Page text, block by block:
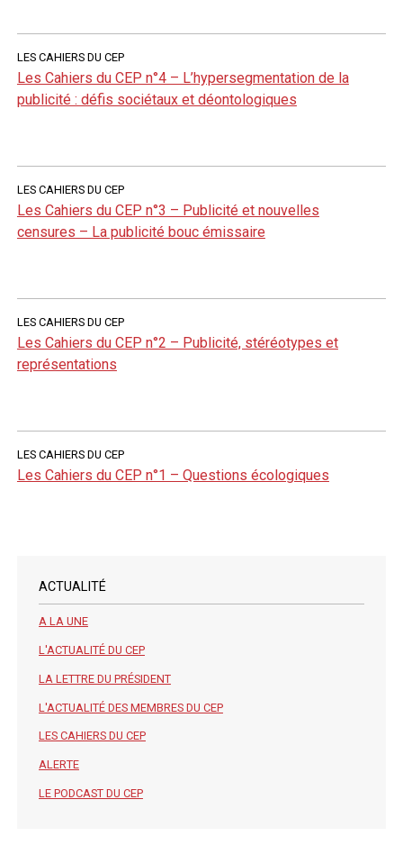
LES CAHIERS DU CEP
Les Cahiers du CEP n°4 – L’hypersegmentation de la
publicité : défis sociétaux et déontologiques
LES CAHIERS DU CEP
Les Cahiers du CEP n°3 – Publicité et nouvelles
censures – La publicité bouc émissaire
LES CAHIERS DU CEP
Les Cahiers du CEP n°2 – Publicité, stéréotypes et
représentations
LES CAHIERS DU CEP
Les Cahiers du CEP n°1 – Questions écologiques
ACTUALITÉ
A LA UNE
L'ACTUALITÉ DU CEP
LA LETTRE DU PRÉSIDENT
L'ACTUALITÉ DES MEMBRES DU CEP
LES CAHIERS DU CEP
ALERTE
LE PODCAST DU CEP